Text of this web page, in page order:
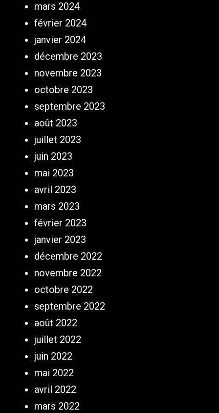
mars 2024
février 2024
janvier 2024
décembre 2023
novembre 2023
octobre 2023
septembre 2023
août 2023
juillet 2023
juin 2023
mai 2023
avril 2023
mars 2023
février 2023
janvier 2023
décembre 2022
novembre 2022
octobre 2022
septembre 2022
août 2022
juillet 2022
juin 2022
mai 2022
avril 2022
mars 2022